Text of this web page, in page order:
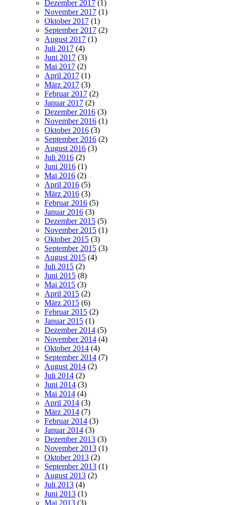
Dezember 2017 (1)
November 2017 (1)
Oktober 2017 (1)
September 2017 (2)
August 2017 (1)
Juli 2017 (4)
Juni 2017 (3)
Mai 2017 (2)
April 2017 (1)
März 2017 (3)
Februar 2017 (2)
Januar 2017 (2)
Dezember 2016 (3)
November 2016 (1)
Oktober 2016 (3)
September 2016 (2)
August 2016 (3)
Juli 2016 (2)
Juni 2016 (1)
Mai 2016 (2)
April 2016 (5)
März 2016 (3)
Februar 2016 (5)
Januar 2016 (3)
Dezember 2015 (5)
November 2015 (1)
Oktober 2015 (3)
September 2015 (3)
August 2015 (4)
Juli 2015 (2)
Juni 2015 (8)
Mai 2015 (3)
April 2015 (2)
März 2015 (6)
Februar 2015 (2)
Januar 2015 (1)
Dezember 2014 (5)
November 2014 (4)
Oktober 2014 (4)
September 2014 (7)
August 2014 (2)
Juli 2014 (2)
Juni 2014 (3)
Mai 2014 (4)
April 2014 (3)
März 2014 (7)
Februar 2014 (3)
Januar 2014 (3)
Dezember 2013 (3)
November 2013 (1)
Oktober 2013 (2)
September 2013 (1)
August 2013 (2)
Juli 2013 (4)
Juni 2013 (1)
Mai 2013 (3)